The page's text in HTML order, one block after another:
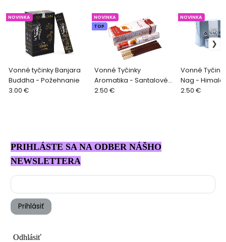
Vonné tyčinky Banjara
Buddha - Požehnanie
NOVINKA
3.00 €
Vonné Tyčinky
Aromatika - Santalové
Drevo
NOVINKA
TOP
2.50 €
Vonné
Nag -
NOVINKA
2.50 €
PRIHLÁSTE SA NA ODBER NÁŠHO
NEWSLETTERA
Prihlásiť
Odhlásiť